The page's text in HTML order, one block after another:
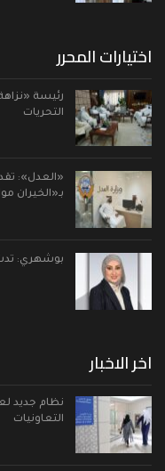
اختيارات المحرر
رئيسة
التحريات
«العدل»:
بـ«الخيران
بوشهري:
اخر الاخبار
نظام جديد
التعاونيات